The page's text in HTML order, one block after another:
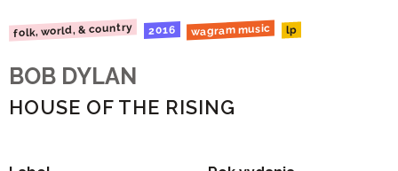
folk, world, & country 2016 wagram music lp
BOB DYLAN
HOUSE OF THE RISING